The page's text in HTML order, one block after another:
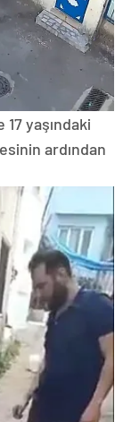
yaşındaki
ardından